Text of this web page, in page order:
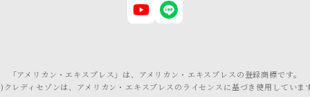
「アメリカン・エキスプレス」は、 アメリカン・エキスプレスの登録商標です。
クレディセゾンは、アメリカン・エキスプレスの ライセンスに基づき使用しています